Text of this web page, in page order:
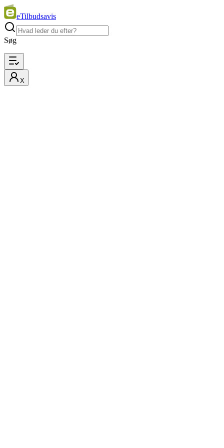
eTilbudsavis
Søg
X